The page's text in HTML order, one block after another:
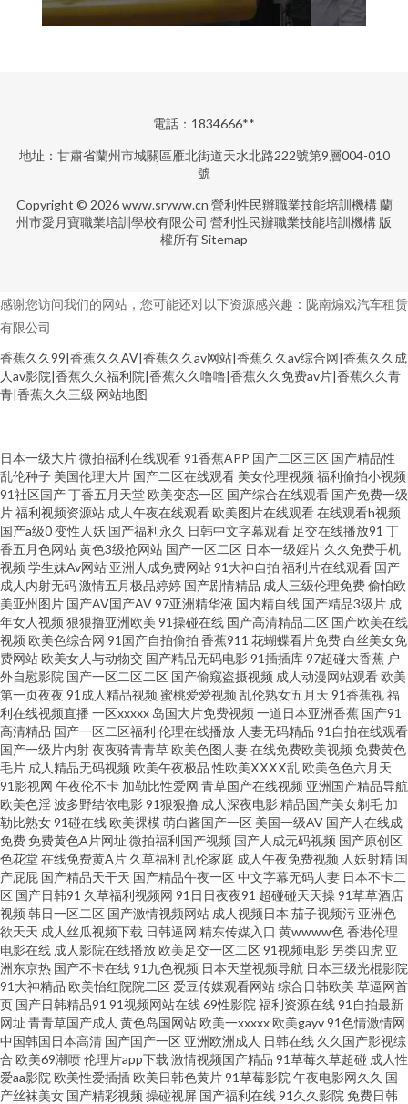
電話：1834666**
地址：甘肅省蘭州市城關區雁北街道天水北路222號第9層004-010
號
Copyright © 2026www.sryww.cn 營利性民辦職業技能培訓機構 蘭
州市愛月寶職業培訓學校有限公司 營利性民辦職業技能培訓機構 版
權所有Sitemap
感谢您访问我们的网站，您可能还对以下资源感兴趣：陇南煽戏汽车租赁
有限公司
香蕉久久99|香蕉久久AV|香蕉久久av网站|香蕉久久av综合网|香蕉久久成
人av影院|香蕉久久福利院|香蕉久久噜噜|香蕉久久免费av片|香蕉久久青
青|香蕉久久三级 网站地图
操逼av资源网 成人a高清免费版 最新AV在线 91免费观 91亚洲网站 97在线综
合 AV手机天堂网 国产ts在线观看 黄色91网站 日韩A∨小电影 色综合福利导航
91视社 A级片导航 国产日韩操逼 日韩在线色网 亚洲人成小说网 91视频一区
蜜桃 99碰碰 国产极品少 另类AV激情 日本A片福利剧场 熟女色福利导航 在线
观看ab 成人在线一区二区 韩日无码射 免费成人 91喷浆 超碰在线99 欧美TV一
二三 人妖激情 91成人在线网址 91蜜桃吴梦梦 www欧美91 岛国com 久草福
利导航 青青操无码自拍 三级国产视频 99热在线看75 国产在线视频91 精免费
国产 蜜臀av勉费论理 欧美日韩精品中文 91vv免费视频 91足交网 东京热AV无
码 国产区五五区 久草福利免费 麻豆狼人伊人 日本干逼操 三级片网站在线 午
夜少妇无 波多野结衣九区 成人91破解版 国产黄页 激情午夜 超碰色色人人 另
类色亚洲 福利黄色 91免费精彩视频 日韩精品免费看 超碰在线网站 狠狠谢影
院 久久精品日韩久久 青青草综合在线 天堂午夜福利 91精品91 AV在线久草 成
人AV资源网站 精品啪啪啪 欧美性一区 91熟女露脸专区 AV性爱区 福利导航大
香蕉 老司机福利精品 日本无码三极 午夜伦理在线 91干逼欧美 老司机91在线
欧美精品视 日韩内地国产人成 无码午夜影院 91看视频黄入口 操逼电影导航
日本一级大片微拍福利在线观看91香蕉APP 国产二区三区 国产精品性
乱伦种子 美国伦理大片 国产二区在线观看 美女伦理视频 福利偷拍小视频
91社区国产丁香五月天堂欧美变态一区 国产综合在线观看 国产免费一级
片福利视频资源站 成人午夜在线观看欧美图片在线观看在线观看h视频
国产a级0变性人妖 国产福利永久 日韩中文字幕观看 足交在线播放91 丁
香五月色网站黄色3级抢网站 国产一区二区 日本一级婬片 久久免费手机
视频 学生妹Av网站 亚洲人成免费网站91大神自拍 福利片在线观看 国产
成人内射无码激情五月极品婷婷 国产剧情精品 成人三级伦理免费偷怕欧
美亚州图片 国产AV国产AV97亚洲精华液 国内精自线 国产精品3级片 成
年女人视频 狠狠撸亚洲欧美 91操碰在线 国产高清精品二区 国产欧美在线
视频 欧美色综合网 91国产自拍偷拍 香蕉911 花蝴蝶看片免费 白丝美女免
费网站欧美女人与动物交 国产精品无码电影91插插库97超碰大香蕉 户
外自慰影院 国产一区二区二区 国产偷窥盗摄视频 成人动漫网站观看欧美
第一页夜夜 91成人精品视频 蜜桃爱爱视频 乱伦熟女五月天 91香蕉视福
利在线视频直播 一区xxxxx 岛国大片免费视频 一道日本亚洲香蕉 国产91
高清精品 国产一区二区福利 伦理在线播放 人妻无码精品 91自拍在线观看
国产一级片内射夜夜骑青青草欧美色图人妻在线免费欧美视频 免费黄色
毛片 成人精品无码视频 欧美午夜极品 性欧美ⅩⅩⅩⅩ乱欧美色色六月天
91影视网 午夜伦不卡 加勒比性爱网 青草国产在线视频 亚洲国产精品导航
欧美色淫波多野结依电影91狠狠撸 成人深夜电影精品国产美女剃毛 加
勒比熟女91碰在线欧美裸模萌白酱国产一区 美国一级AV 国产人在线成
免费免费黄色A片网址 微拍福利国产视频 国产人成无码视频 国产原创区
色花堂在线免费黄A片 久草福利 乱伦家庭 成人午夜免费视频 人妖射精 国
产屁屁 国产精品天干天 国产精品午夜一区中文字幕无码人妻 日本不卡二
区 国产日韩91 久草福利视频网 91日日夜夜91 超碰碰天天操91草草酒店
视频 韩日一区二区 国产激情视频网站 成人视频日本 茄子视频污 亚洲色
欲天天 成人丝瓜视频下载 日韩逼网 精东传媒入口 黄wwww色香港伦理
电影在线 成人影院在线播放欧美足交一区二区91视频电影 另类四虎 亚
洲东京热 国产不卡在线91九色视频 日本天堂视频导航 日本三级光棍影院
91大神精品 欧美怡红院院二区 爱豆传媒观看网站综合日韩欧美 草逼网首
页 国产日韩精品91 91视频网站在线69性影院 福利资源在线91自拍最新
网址 青青草国产成人 黄色岛国网站欧美一xxxxx欧美gayv91色情激情网
中国韩国日本高清 国产国产一区 亚洲欧洲成人 日韩在线 久久国产影视综
合 欧美69潮喷伦理片app下载 激情视频国产精品 91草莓久草超碰 成人性
爱aa影院 欧美性爱插插欧美日韩色黄片91草莓影院 午夜电影网久久 国
产丝袜美女 国产精彩视频 操碰视屏 国产福利在线91久久影院 免费日韩